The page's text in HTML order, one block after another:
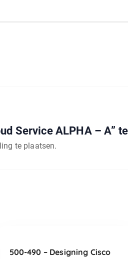
Service ALPHA – A”
te plaatsen.
500-490 – Designing Cisco